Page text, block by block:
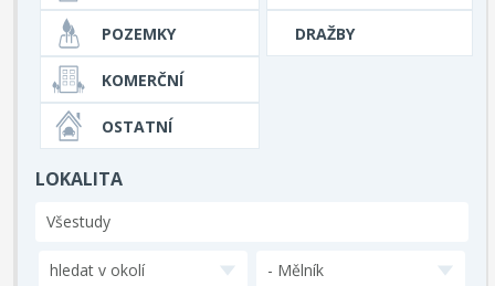
DRAŽBY
POZEMKY
KOMERČNÍ
OSTATNÍ
LOKALITA
hledat v okolí - Mělník